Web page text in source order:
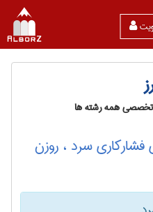
تخصصی همه رشته ها
سرد ، روزن